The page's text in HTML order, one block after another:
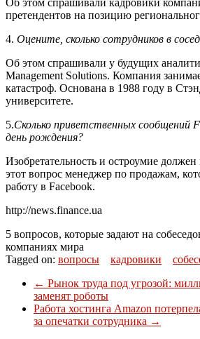
Об этом спрашивали кадровики
претендентов на позицию
4. Оцените, сколько сотрудников в
Об этом спрашивали у будущих
Management Solutions. Компания
катастроф. Основана в 1988 году в
университете.
5.Сколько приветственных сообщений
день рождения?
Изобретательность и остроумие должен
этот вопрос менеджер по продажам,
работу в Facebook.
http://news.finance.ua
5 вопросов, которые задают на
компаниях мира
Tagged on: вопросы кадровики
← Рынок труда под угрозой:
заменят роботы
Работа хостинга Amazon
за опечатки сотрудника →